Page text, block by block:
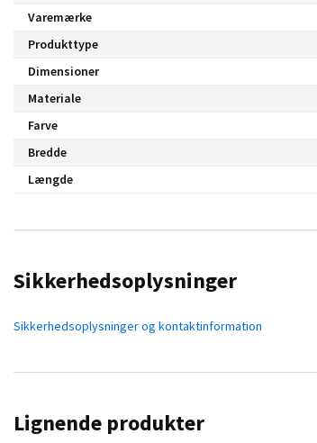
Varemærke
Produkttype
Dimensioner
Materiale
Farve
Bredde
Længde
Sikkerhedsoplysninger
Sikkerhedsoplysninger og kontaktinformation
Lignende produkter